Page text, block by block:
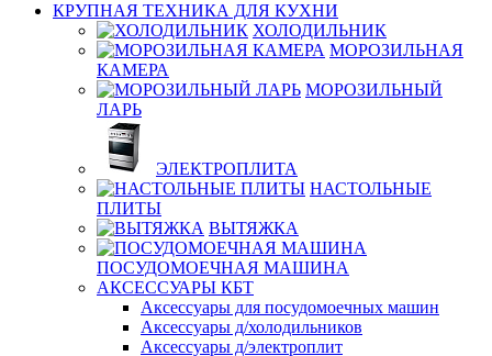
КРУПНАЯ ТЕХНИКА ДЛЯ КУХНИ
ХОЛОДИЛЬНИК
МОРОЗИЛЬНАЯ
КАМЕРА
МОРОЗИЛЬНЫЙ
ЛАРЬ
ЭЛЕКТРОПЛИТА
НАСТОЛЬНЫЕ
ПЛИТЫ
ВЫТЯЖКА
ПОСУДОМОЕЧНАЯ МАШИНА
АКСЕССУАРЫ КБТ
Аксессуары для посудомоечных машин
Аксессуары д/холодильников
Аксессуары д/электроплит